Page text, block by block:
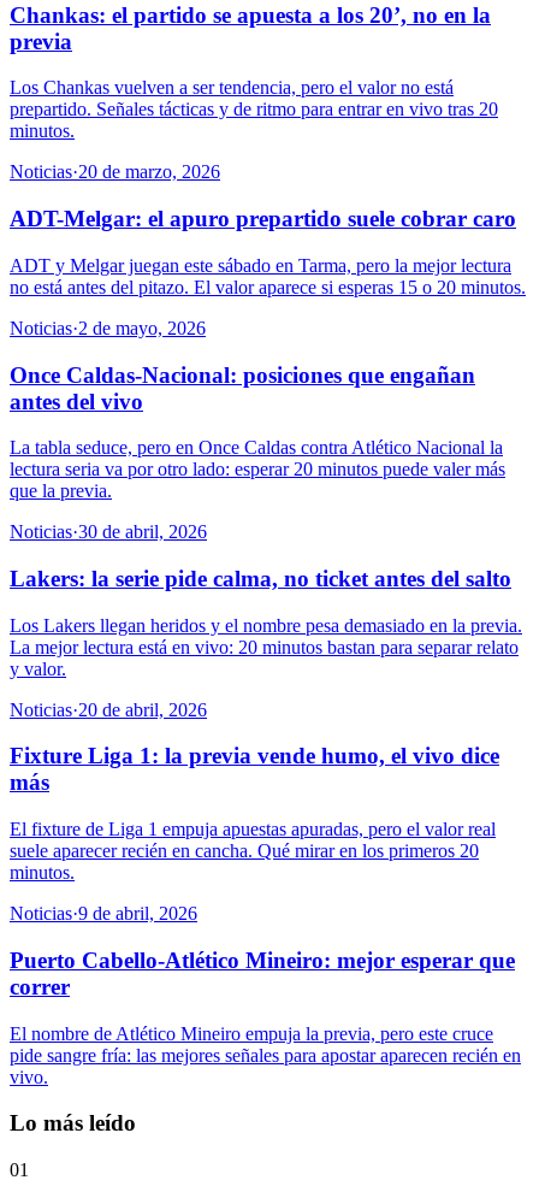
Chankas: el partido se apuesta a los 20’, no en la
previa
Los Chankas vuelven a ser tendencia, pero el valor no está
prepartido. Señales tácticas y de ritmo para entrar en vivo tras 20
minutos.
Noticias·20 de marzo, 2026
ADT-Melgar: el apuro prepartido suele cobrar caro
ADT y Melgar juegan este sábado en Tarma, pero la mejor lectura
no está antes del pitazo. El valor aparece si esperas 15 o 20 minutos.
Noticias·2 de mayo, 2026
Once Caldas-Nacional: posiciones que engañan
antes del vivo
La tabla seduce, pero en Once Caldas contra Atlético Nacional la
lectura seria va por otro lado: esperar 20 minutos puede valer más
que la previa.
Noticias·30 de abril, 2026
Lakers: la serie pide calma, no ticket antes del salto
Los Lakers llegan heridos y el nombre pesa demasiado en la previa.
La mejor lectura está en vivo: 20 minutos bastan para separar relato
y valor.
Noticias·20 de abril, 2026
Fixture Liga 1: la previa vende humo, el vivo dice
más
El fixture de Liga 1 empuja apuestas apuradas, pero el valor real
suele aparecer recién en cancha. Qué mirar en los primeros 20
minutos.
Noticias·9 de abril, 2026
Puerto Cabello-Atlético Mineiro: mejor esperar que
correr
El nombre de Atlético Mineiro empuja la previa, pero este cruce
pide sangre fría: las mejores señales para apostar aparecen recién en
vivo.
Lo más leído
01